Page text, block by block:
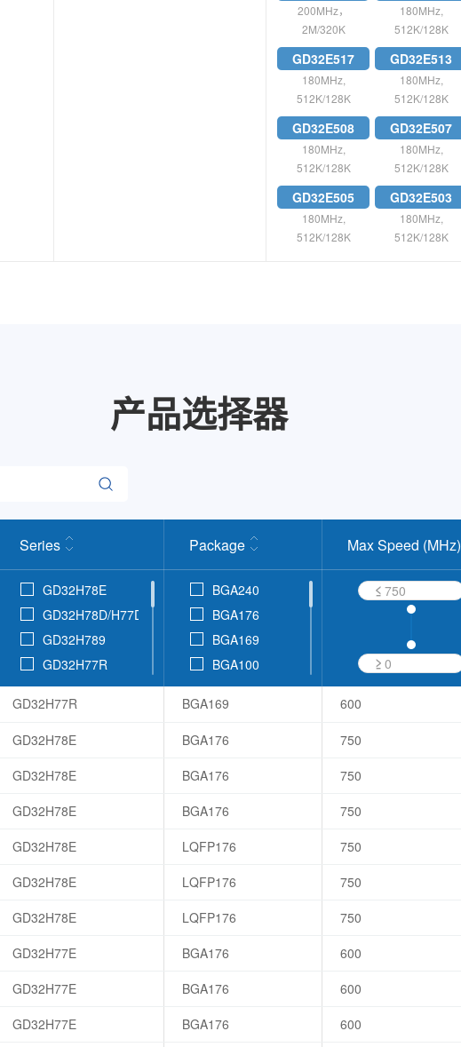
200MHz，
2M/320K
180MHz,
512K/128K
GD32E517
180MHz,
512K/128K
GD32E513
180MHz,
512K/128K
GD32E508
180MHz,
512K/128K
GD32E507
180MHz,
512K/128K
GD32E505
180MHz,
512K/128K
GD32E503
180MHz,
512K/128K
产品选择器
Series
GD32H78E
GD32H78D/H77D
GD32H789
GD32H77R
GD32H77E
GD32H779
GD32H75E
GD32H737
GD32G553
GD32F527
GD32F50M
GD32F503
GD32F502
Package
BGA240
BGA176
BGA169
BGA100
BGA64
LQFP176
LQFP144
LQFP100
LQFP80
LQFP48
QFN80
QFN56
QFN48
Max Speed (MHz)
≥
≤
GD32H77R BGA169 600
GD32H78E BGA176 750
GD32H78E
BGA176 750
GD32H78E
BGA176 750
GD32H78E
LQFP176 750
GD32H78E
LQFP176 750
GD32H78E
LQFP176 750
GD32H77E
BGA176 600
GD32H77E
BGA176 600
GD32H77E
BGA176 600